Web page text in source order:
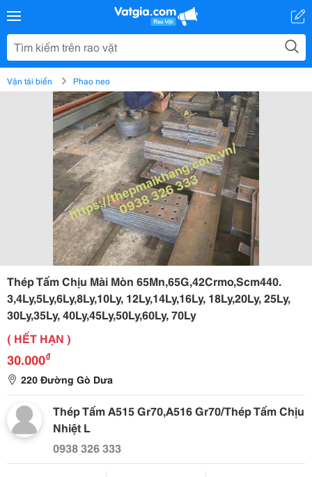
Vận tải biển Phao neo
Thép Tấm Chịu Mài Mòn 65Mn,65G,42Crmo,Scm440.
3,4Ly,5Ly,6Ly,8Ly,10Ly, 12Ly,14Ly,16Ly, 18Ly,20Ly, 25Ly,
30Ly,35Ly, 40Ly,45Ly,50Ly,60Ly, 70Ly
( HẾT HẠN )
30.000₫
220 Đường Gò Dưa
Thép Tấm A515 Gr70,A516 Gr70/Thép Tấm Chịu
Nhiệt L
0938 326 333